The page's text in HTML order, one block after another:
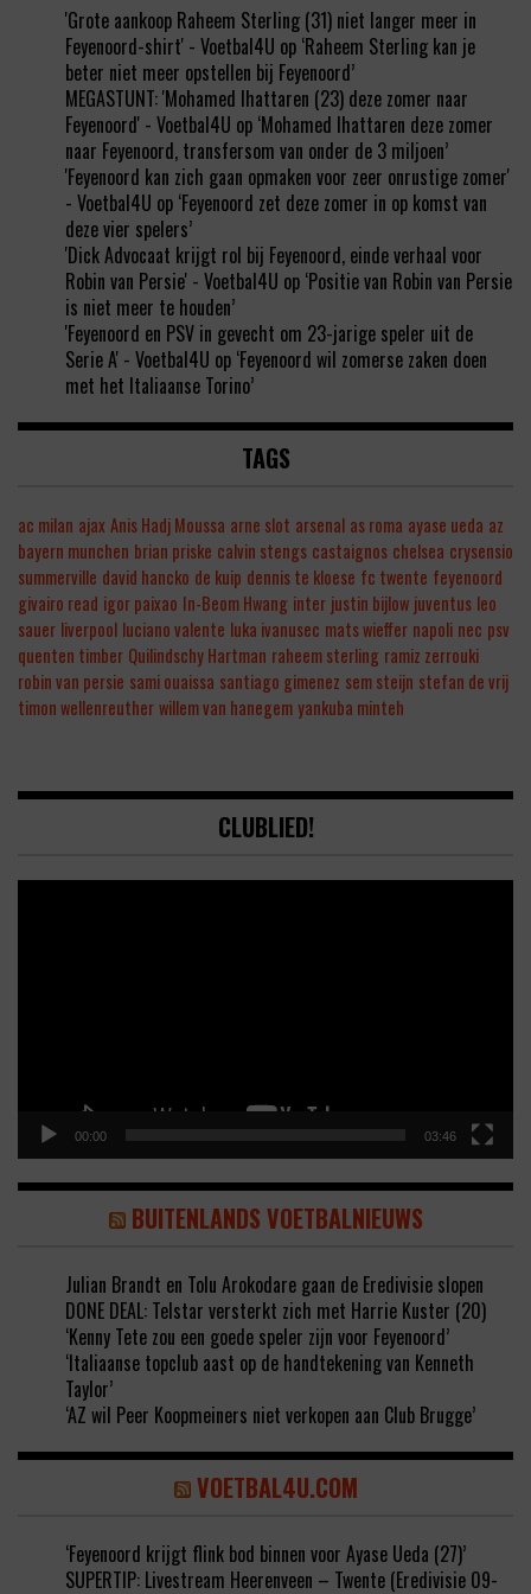
'Grote aankoop Raheem Sterling (31) niet langer meer in
Feyenoord-shirt' - Voetbal4U op ‘Raheem Sterling kan je
beter niet meer opstellen bij Feyenoord’
MEGASTUNT: 'Mohamed Ihattaren (23) deze zomer naar
Feyenoord' - Voetbal4U op ‘Mohamed Ihattaren deze zomer
naar Feyenoord, transfersom van onder de 3 miljoen’
'Feyenoord kan zich gaan opmaken voor zeer onrustige zomer'
- Voetbal4U op ‘Feyenoord zet deze zomer in op komst van
deze vier spelers’
'Dick Advocaat krijgt rol bij Feyenoord, einde verhaal voor
Robin van Persie' - Voetbal4U op ‘Positie van Robin van Persie
is niet meer te houden’
'Feyenoord en PSV in gevecht om 23-jarige speler uit de
Serie A' - Voetbal4U op ‘Feyenoord wil zomerse zaken doen
met het Italiaanse Torino’
TAGS
ac milan ajax Anis Hadj Moussa arne slot arsenal as roma ayase ueda az
bayern munchen brian priske calvin stengs castaignos chelsea crysensio
summerville david hancko de kuip dennis te kloese fc twente feyenoord
givairo read igor paixao In-Beom Hwang inter justin bijlow juventus leo
sauer liverpool luciano valente luka ivanusec mats wieffer napoli nec psv
quenten timber Quilindschy Hartman raheem sterling ramiz zerrouki
robin van persie sami ouaissa santiago gimenez sem steijn stefan de vrij
timon wellenreutherwillem van hanegemyankuba minteh
CLUBLIED!
00:00 03:46
BUITENLANDS VOETBALNIEUWS
Julian Brandt en Tolu Arokodare gaan de Eredivisie slopen
DONE DEAL: Telstar versterkt zich met Harrie Kuster (20)
‘Kenny Tete zou een goede speler zijn voor Feyenoord’
‘Italiaanse topclub aast op de handtekening van Kenneth
Taylor’
‘AZ wil Peer Koopmeiners niet verkopen aan Club Brugge’
VOETBAL4U.COM
‘Feyenoord krijgt flink bod binnen voor Ayase Ueda (27)’
SUPERTIP: Livestream Heerenveen – Twente (Eredivisie 09-